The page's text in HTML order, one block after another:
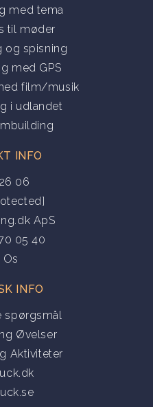
med tema
til møder
og spisning
med GPS
film/musik
i udlandet
INFO
06
ApS
05 40
Os
INFO
spørgsmål
Øvelser
Aktiviteter